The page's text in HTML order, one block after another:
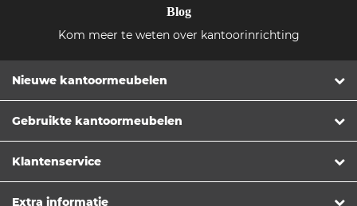
Blog
Kom meer te weten over kantoorinrichting
Nieuwe kantoormeubelen
Gebruikte kantoormeubelen
Klantenservice
Extra informatie